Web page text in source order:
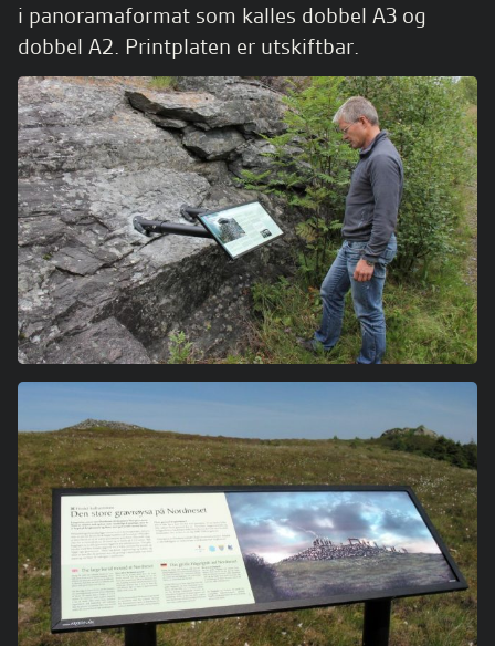
i panoramaformat som kalles dobbel A3 og
dobbel A2. Printplaten er utskiftbar.